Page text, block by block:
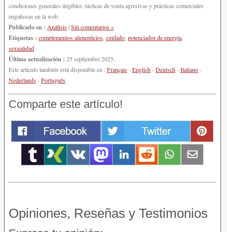
condiciones generales ilegibles, tácticas de venta agresivas y prácticas comerciales
engañosas en la web.
Publicado en : Análisis|Sin comentarios »
Etiquetas : complementos alimenticios cuidado potenciador de energía
sexualidad
Última actualización : 25 septiembre 2025.
Este artículo también está disponible en :Français-English-Deutsch-Italiano-
Nederlands-Português
Comparte este artículo!
Opiniones, Reseñas y Testimonios